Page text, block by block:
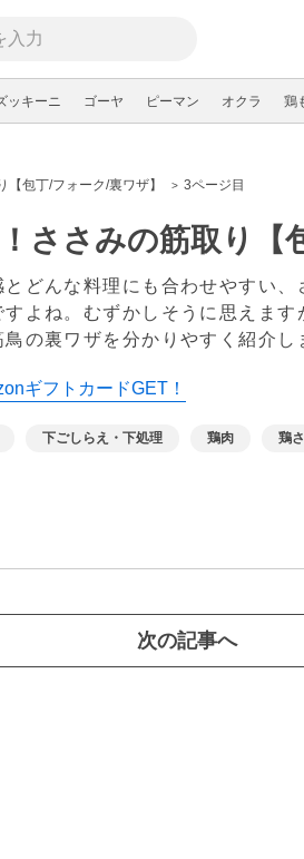
ッキーニ ゴーヤ ピーマン オクラ 鶏
包丁/フォーク/裏ワザ】 3ページ目
ささみの筋取り【
どんな料理にも合わせやすい
すよね。むずかしそうに思えま
の裏ワザを分かりやすく紹介し
ギフトカードGET！
下ごしらえ・下処理 鶏肉 鶏
次の記事へ